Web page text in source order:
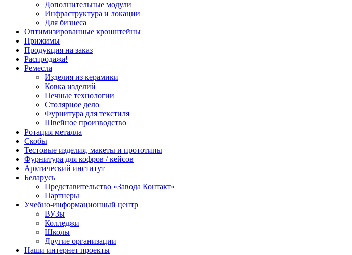
Дополнительные модули
Инфраструктура и локации
Для бизнеса
Оптимизированные кронштейны
Прижимы
Продукция на заказ
Распродажа!
Ремесла
Изделия из керамики
Ковка изделий
Печные технологии
Столярное дело
Фурнитура для текстиля
Швейное производство
Ротация металла
Скобы
Тестовые изделия, макеты и прототипы
Фурнитура для кофров / кейсов
Арктический институт
Беларусь
Представительство «Завода Контакт»
Партнеры
Учебно-информационный центр
ВУЗы
Колледжи
Школы
Другие организации
Наши интернет проекты